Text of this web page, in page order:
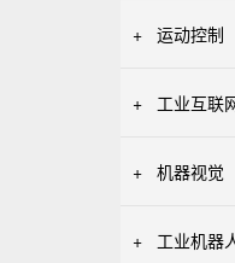
+ 运动控制
+ 工业互联
+ 机器视觉
+ 工业机器